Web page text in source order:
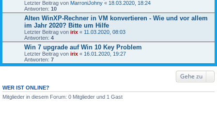
Letzter Beitrag von MarroniJohny « 18.03.2020, 18:24
Antworten: 10
Alten WinXP-Rechner in VM konvertieren - Wie und vor allem
im Jahr 2020? Bitte um Hilfe
Letzter Beitrag von irix « 11.03.2020, 08:03
Antworten: 4
Win 7 upgrade auf Win 10 Key Problem
Letzter Beitrag von irix « 16.01.2020, 19:27
Antworten: 7
Gehe zu
WER IST ONLINE?
Mitglieder in diesem Forum: 0 Mitglieder und 1 Gast